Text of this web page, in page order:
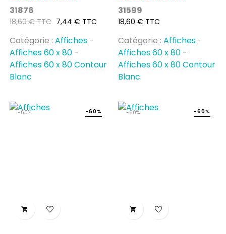
31876
Prix
18,60 € TTC Prix
7,44 € TTC
Catégorie : Affiches -
Affiches 60 x 80 -
Affiches 60 x 80 Contour
Blanc
31599
Prix
18,60 € TTC
Catégorie : Affiches -
Affiches 60 x 80 -
Affiches 60 x 80 Contour
Blanc
-60%

-60% -60%

-60%